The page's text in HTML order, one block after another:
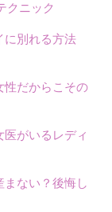
クニック
別れる方法
性だからこその
がいるレディ
ない？後悔し